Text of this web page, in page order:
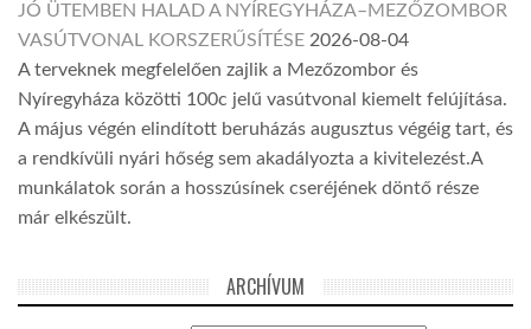
JÓ ÜTEMBEN HALAD A NYÍREGYHÁZA–MEZŐZOMBOR
VASÚTVONAL KORSZERŰSÍTÉSE 2026-08-04
A terveknek megfelelően zajlik a Mezőzombor és
Nyíregyháza közötti 100c jelű vasútvonal kiemelt felújítása.
A május végén elindított beruházás augusztus végéig tart, és
a rendkívüli nyári hőség sem akadályozta a kivitelezést.A
munkálatok során a hosszúsínek cseréjének döntő része
már elkészült.
ARCHÍVUM